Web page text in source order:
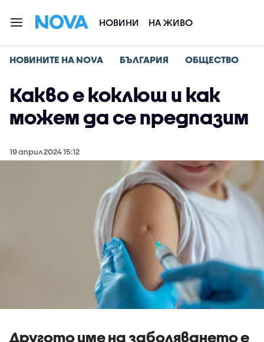
НОВИНИ НА ЖИВО
НОВИНИТЕ НА NOVA БЪЛГАРИЯ ОБЩЕСТВО
Какво е коклюш и как
можем да се предпазим
19 април 2024 15:12
Другото име на заболяването е